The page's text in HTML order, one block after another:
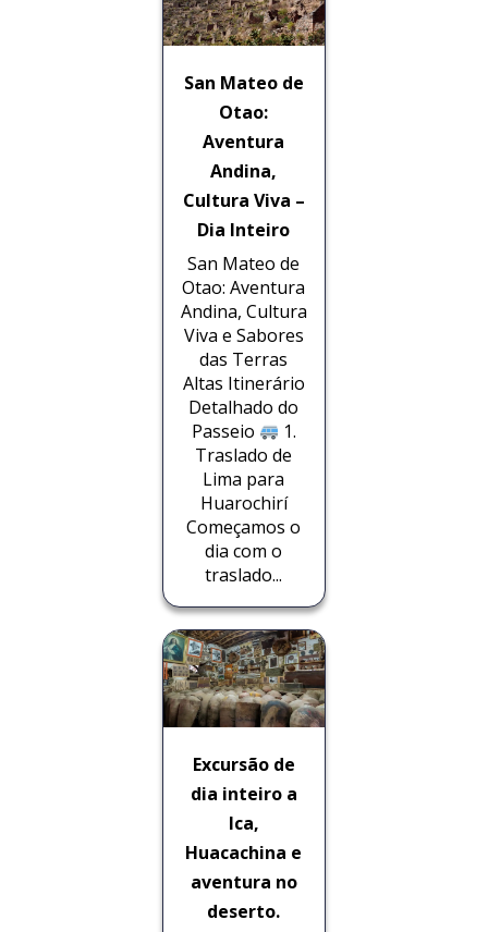
San Mateo de
Otao:
Aventura
Andina,
Cultura Viva –
Dia Inteiro
San Mateo de
Otao: Aventura
Andina, Cultura
Viva e Sabores
das Terras
Altas Itinerário
Detalhado do
Passeio
1.
Traslado de
Lima para
Huarochirí
Começamos o
dia com o
traslado...
Excursão de
dia inteiro a
Ica,
Huacachina e
aventura no
deserto.